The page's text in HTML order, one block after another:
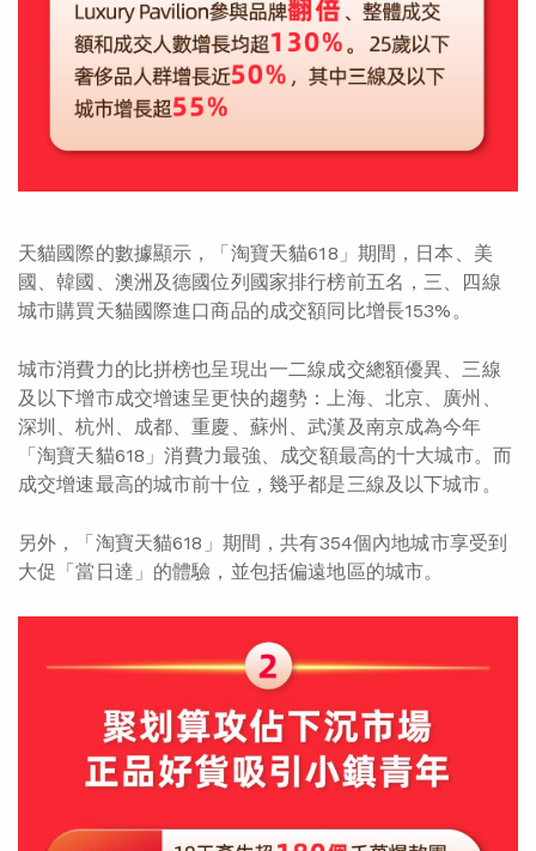
天貓國際的數據顯示，「淘寶天貓618」期間，日本、美
國、韓國、澳洲及德國位列國家排行榜前五名，三、四線
城市購買天貓國際進口商品的成交額同比增長153%。
城市消費力的比拼榜也呈現出一二線成交總額優異、三線
及以下增市成交增速呈更快的趨勢：上海、北京、廣州、
深圳、杭州、成都、重慶、蘇州、武漢及南京成為今年
「淘寶天貓618」消費力最強、成交額最高的十大城市。而
成交增速最高的城市前十位，幾乎都是三線及以下城市。
另外，「淘寶天貓618」期間，共有354個內地城市享受到
大促「當日達」的體驗，並包括偏遠地區的城市。